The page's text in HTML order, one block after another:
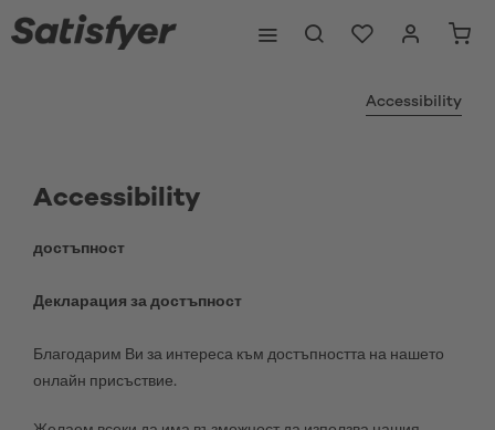
Accessibility
Accessibility
достъпност
Декларация за достъпност
Благодарим Ви за интереса към достъпността на нашето
онлайн присъствие.